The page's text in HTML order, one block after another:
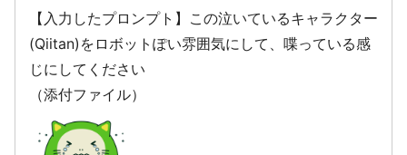
【入力したプロンプト】この泣いているキャラクター
(Qiitan)をロボットぽい雰囲気にして、喋っている感
じにしてください
（添付ファイル）